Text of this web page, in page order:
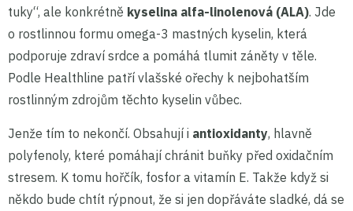
tuky“, ale konkrétně kyselina alfa-linolenová (ALA). Jde
o rostlinnou formu omega-3 mastných kyselin, která
podporuje zdraví srdce a pomáhá tlumit záněty v těle.
Podle Healthline patří vlašské ořechy k nejbohatším
rostlinným zdrojům těchto kyselin vůbec.
Jenže tím to nekončí. Obsahují i antioxidanty, hlavně
polyfenoly, které pomáhají chránit buňky před oxidačním
stresem. K tomu hořčík, fosfor a vitamín E. Takže když si
někdo bude chtít rýpnout, že si jen dopřáváte sladké, dá se